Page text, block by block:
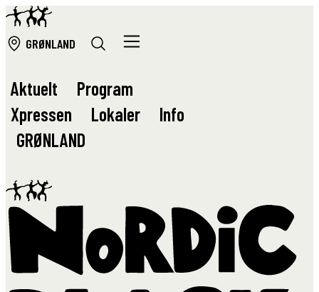
GRØNLAND
Aktuelt
Program
Xpressen
Lokaler
Info
GRØNLAND